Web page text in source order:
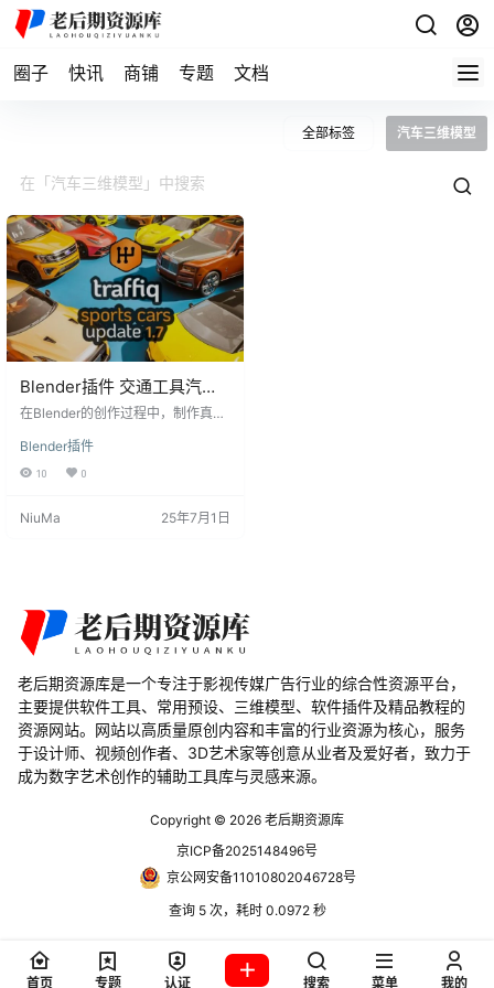
圈子 快讯 商铺 专题 文档
全部标签 汽车三维模型
Blender插件 交通工具汽车
三维模型绑定预设Car –
Cars V1.7.1
在Blender的创作过程中，制作真实
任务。然而，现在有了解决方案 – C
ar – Traffiq Library – Rigged Cars
馆，可以在不浪费时间的情况下，
Blender插件
10 0
NiuMa 25年7月1日
老后期资源库是一个专注于影视传媒广告行业的综合性资源平台，
主要提供软件工具、常用预设、三维模型、软件插件及精品教程的
资源网站。网站以高质量原创内容和丰富的行业资源为核心，服务
于设计师、视频创作者、3D艺术家等创意从业者及爱好者，致力于
成为数字艺术创作的辅助工具库与灵感来源。
Copyright © 2026 老后期资源库
京ICP备2025148496号
京公网安备11010802046728号
查询 5 次，耗时 0.0972 秒
首页 专题 认证 搜索 菜单 我的